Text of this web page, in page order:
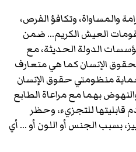
والمساواة، وتكافؤ الفرص،
العيش الكريم... ضمن
الدولة الحديثة، مع
الإنسان كما هي متعارف
منظومتي حقوق الإنسان
بهما مع مراعاة الطابع
قابليتها للتجزيء، وحظر
بسبب الجنس أو اللون أو ... أي